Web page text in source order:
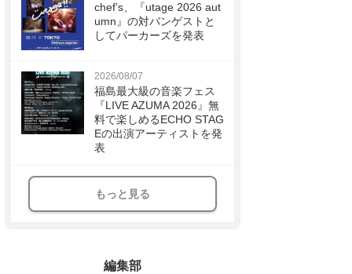
chef’s、『utage 2026 aut
umn』の対バンゲストと
してパーカーズを発表
2026/08/07
福島最大級の音楽フェス
『LIVE AZUMA 2026』無
料で楽しめるECHO STAG
Eの出演アーティストを発
表
もっと見る
編集部